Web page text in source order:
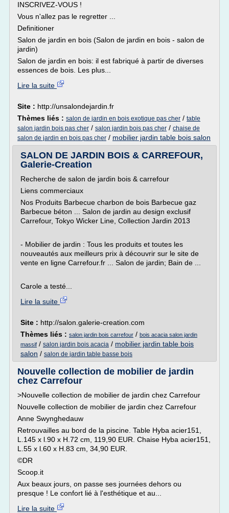
INSCRIVEZ-VOUS !
Vous n'allez pas le regretter ...
Definitioner
Salon de jardin en bois (Salon de jardin en bois - salon de
jardin)
Salon de jardin en bois: il est fabriqué à partir de diverses
essences de bois. Les plus...
Lire la suite
Site : http://unsalondejardin.fr
Thèmes liés : salon de jardin en bois exotique pas cher / table
salon jardin bois pas cher / salon jardin bois pas cher / chaise de
salon de jardin en bois pas cher / mobilier jardin table bois salon
SALON DE JARDIN BOIS & CARREFOUR,
Galerie-Creation
Recherche de salon de jardin bois & carrefour
Liens commerciaux
Nos Produits Barbecue charbon de bois Barbecue gaz
Barbecue béton ... Salon de jardin au design exclusif
Carrefour, Tokyo Wicker Line, Collection Jardin 2013
- Mobilier de jardin : Tous les produits et toutes les
nouveautés aux meilleurs prix à découvrir sur le site de
vente en ligne Carrefour.fr ... Salon de jardin; Bain de ...
Carole a testé...
Lire la suite
Site : http://salon.galerie-creation.com
Thèmes liés : salon jardin bois carrefour / bois acacia salon jardin
massif / salon jardin bois acacia / mobilier jardin table bois
salon / salon de jardin table basse bois
Nouvelle collection de mobilier de jardin
chez Carrefour
>Nouvelle collection de mobilier de jardin chez Carrefour
Nouvelle collection de mobilier de jardin chez Carrefour
Anne Swynghedauw
Retrouvailles au bord de la piscine. Table Hyba acier151,
L.145 x l.90 x H.72 cm, 119,90 EUR. Chaise Hyba acier151,
L.55 x l.60 x H.83 cm, 34,90 EUR.
©DR
Scoop.it
Aux beaux jours, on passe ses journées dehors ou
presque ! Le confort lié à l'esthétique et au...
Lire la suite